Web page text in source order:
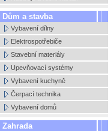
Dům a stavba
Vybavení dílny
Elektrospotřebiče
Stavební materiály
Upevňovací systémy
Vybavení kuchyně
Čerpací technika
Vybavení domů
Zahrada